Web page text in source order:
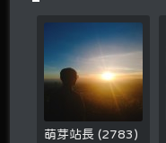
萌芽站長(2783 )